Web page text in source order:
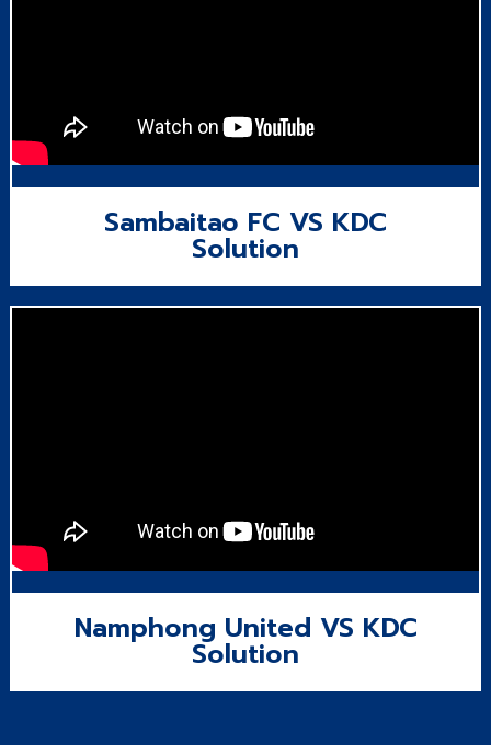
Sambaitao FC VS KDC
Solution
Namphong United VS KDC
Solution